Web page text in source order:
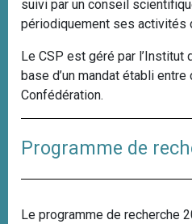
suivi par un conseil
périodiquement ses activités
Le CSP est géré par l’Institut
base d’un mandat établi
Confédération.
Programme de
Le programme de recherche